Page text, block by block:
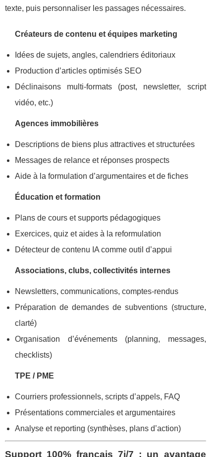
texte, puis personnaliser les passages nécessaires.
Créateurs de contenu et équipes marketing
Idées de sujets, angles, calendriers éditoriaux
Production d’articles optimisés SEO
Déclinaisons multi-formats (post, newsletter, script
vidéo, etc.)
Agences immobilières
Descriptions de biens plus attractives et structurées
Messages de relance et réponses prospects
Aide à la formulation d’argumentaires et de fiches
Éducation et formation
Plans de cours et supports pédagogiques
Exercices, quiz et aides à la reformulation
Détecteur de contenu IA comme outil d’appui
Associations, clubs, collectivités internes
Newsletters, communications, comptes-rendus
Préparation de demandes de subventions (structure,
clarté)
Organisation d’événements (planning, messages,
checklists)
TPE / PME
Courriers professionnels, scripts d’appels, FAQ
Présentations commerciales et argumentaires
Analyse et reporting (synthèses, plans d’action)
Support 100% français 7j/7 : un avantage